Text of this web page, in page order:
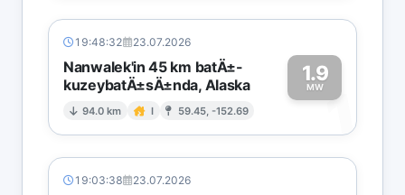
19:48:32 23.07.2026
Nanwalek'in 45 km batÄ±-
kuzeybatÄ±sÄ±nda, Alaska
94.0 km I 59.45, -152.69
1.9
MW1
19:03:38 23.07.2026